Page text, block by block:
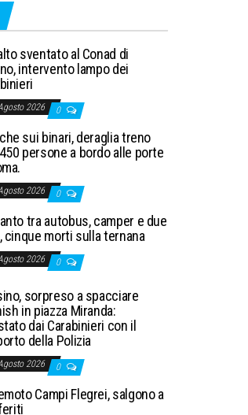
sventato al Conad di
intervento lampo dei
2026 0
sui binari, deraglia treno
persone a bordo alle porte
2026 0
tra autobus, camper e due
cinque morti sulla ternana
2026 0
sorpreso a spacciare
in piazza Miranda:
dai Carabinieri con il
della Polizia
2026 0
Campi Flegrei, salgono a